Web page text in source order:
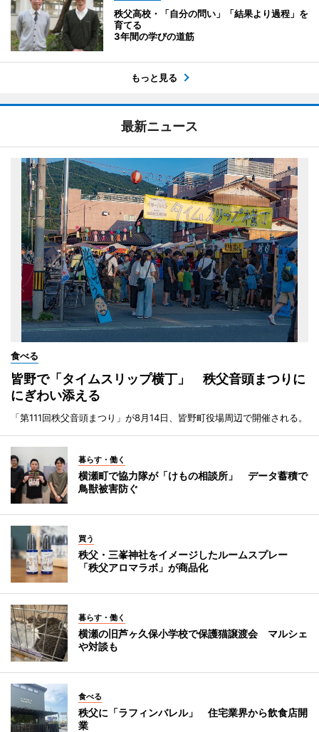
秩父高校・「自分の問い」「結果より過程」を
育てる
3年間の学びの道筋
もっと見る
最新ニュース
食べる
皆野で「タイムスリップ横丁」 秩父音頭まつりに
にぎわい添える
「第111回秩父音頭まつり」が8月14日、皆野町役場周辺で開催される。
暮らす・働く
横瀬町で協力隊が「けもの相談所」 データ蓄積で
鳥獣被害防ぐ
買う
秩父・三峯神社をイメージしたルームスプレー
「秩父アロマラボ」が商品化
暮らす・働く
横瀬の旧芦ヶ久保小学校で保護猫譲渡会 マルシェ
や対談も
食べる
秩父に「ラフィンバレル」 住宅業界から飲食店開
業